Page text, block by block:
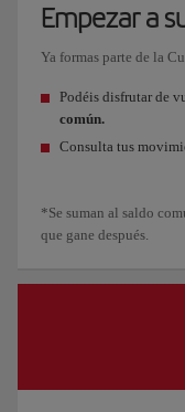
Empezar a
Ya formas parte de la
Podéis disfrutar de
común.
Consulta tus
*Se suman al saldo
que gane después.